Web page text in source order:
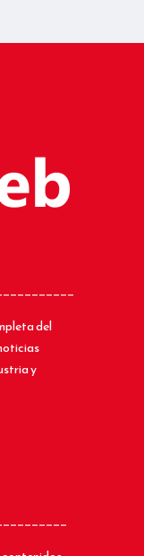
del
y